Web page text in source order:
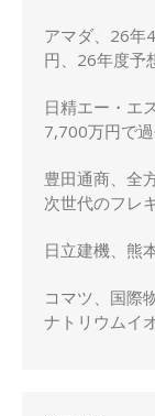
アマダ、26年
円、26年度予
日精エー・エ
7,700万円で
豊田通商、全
次世代のフレ
日立建機、熊
コマツ、国際
ナトリウムイ